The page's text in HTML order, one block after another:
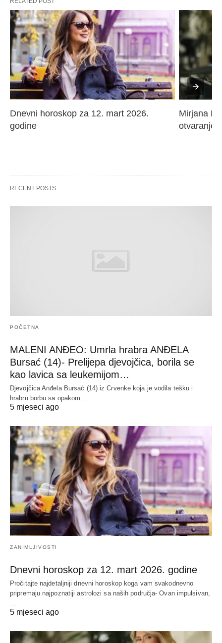
Dnevni horoskop za 12. mart 2026.
godine
Mirjana
otvaranje
RECENT POSTS
POČETNA
MALENI ANĐEO: Umrla hrabra ANĐELA
Bursać (14)- Prelijepa djevojčica, borila se
kao lavica sa leukemijom…
Djevojčica Anđela Bursać (14) iz Crvenke koja je vodila tešku i
hrabru borbu sa opakom…
5 mjeseci ago
ZANIMLJIVOSTI
Dnevni horoskop za 12. mart 2026. godine
Pročitajte najdetaljniji dnevni horoskop koga vam svakodnevno
pripremaju najpoznatiji astrolozi sa naših područja- Ovan impulsivan,
5 mjeseci ago